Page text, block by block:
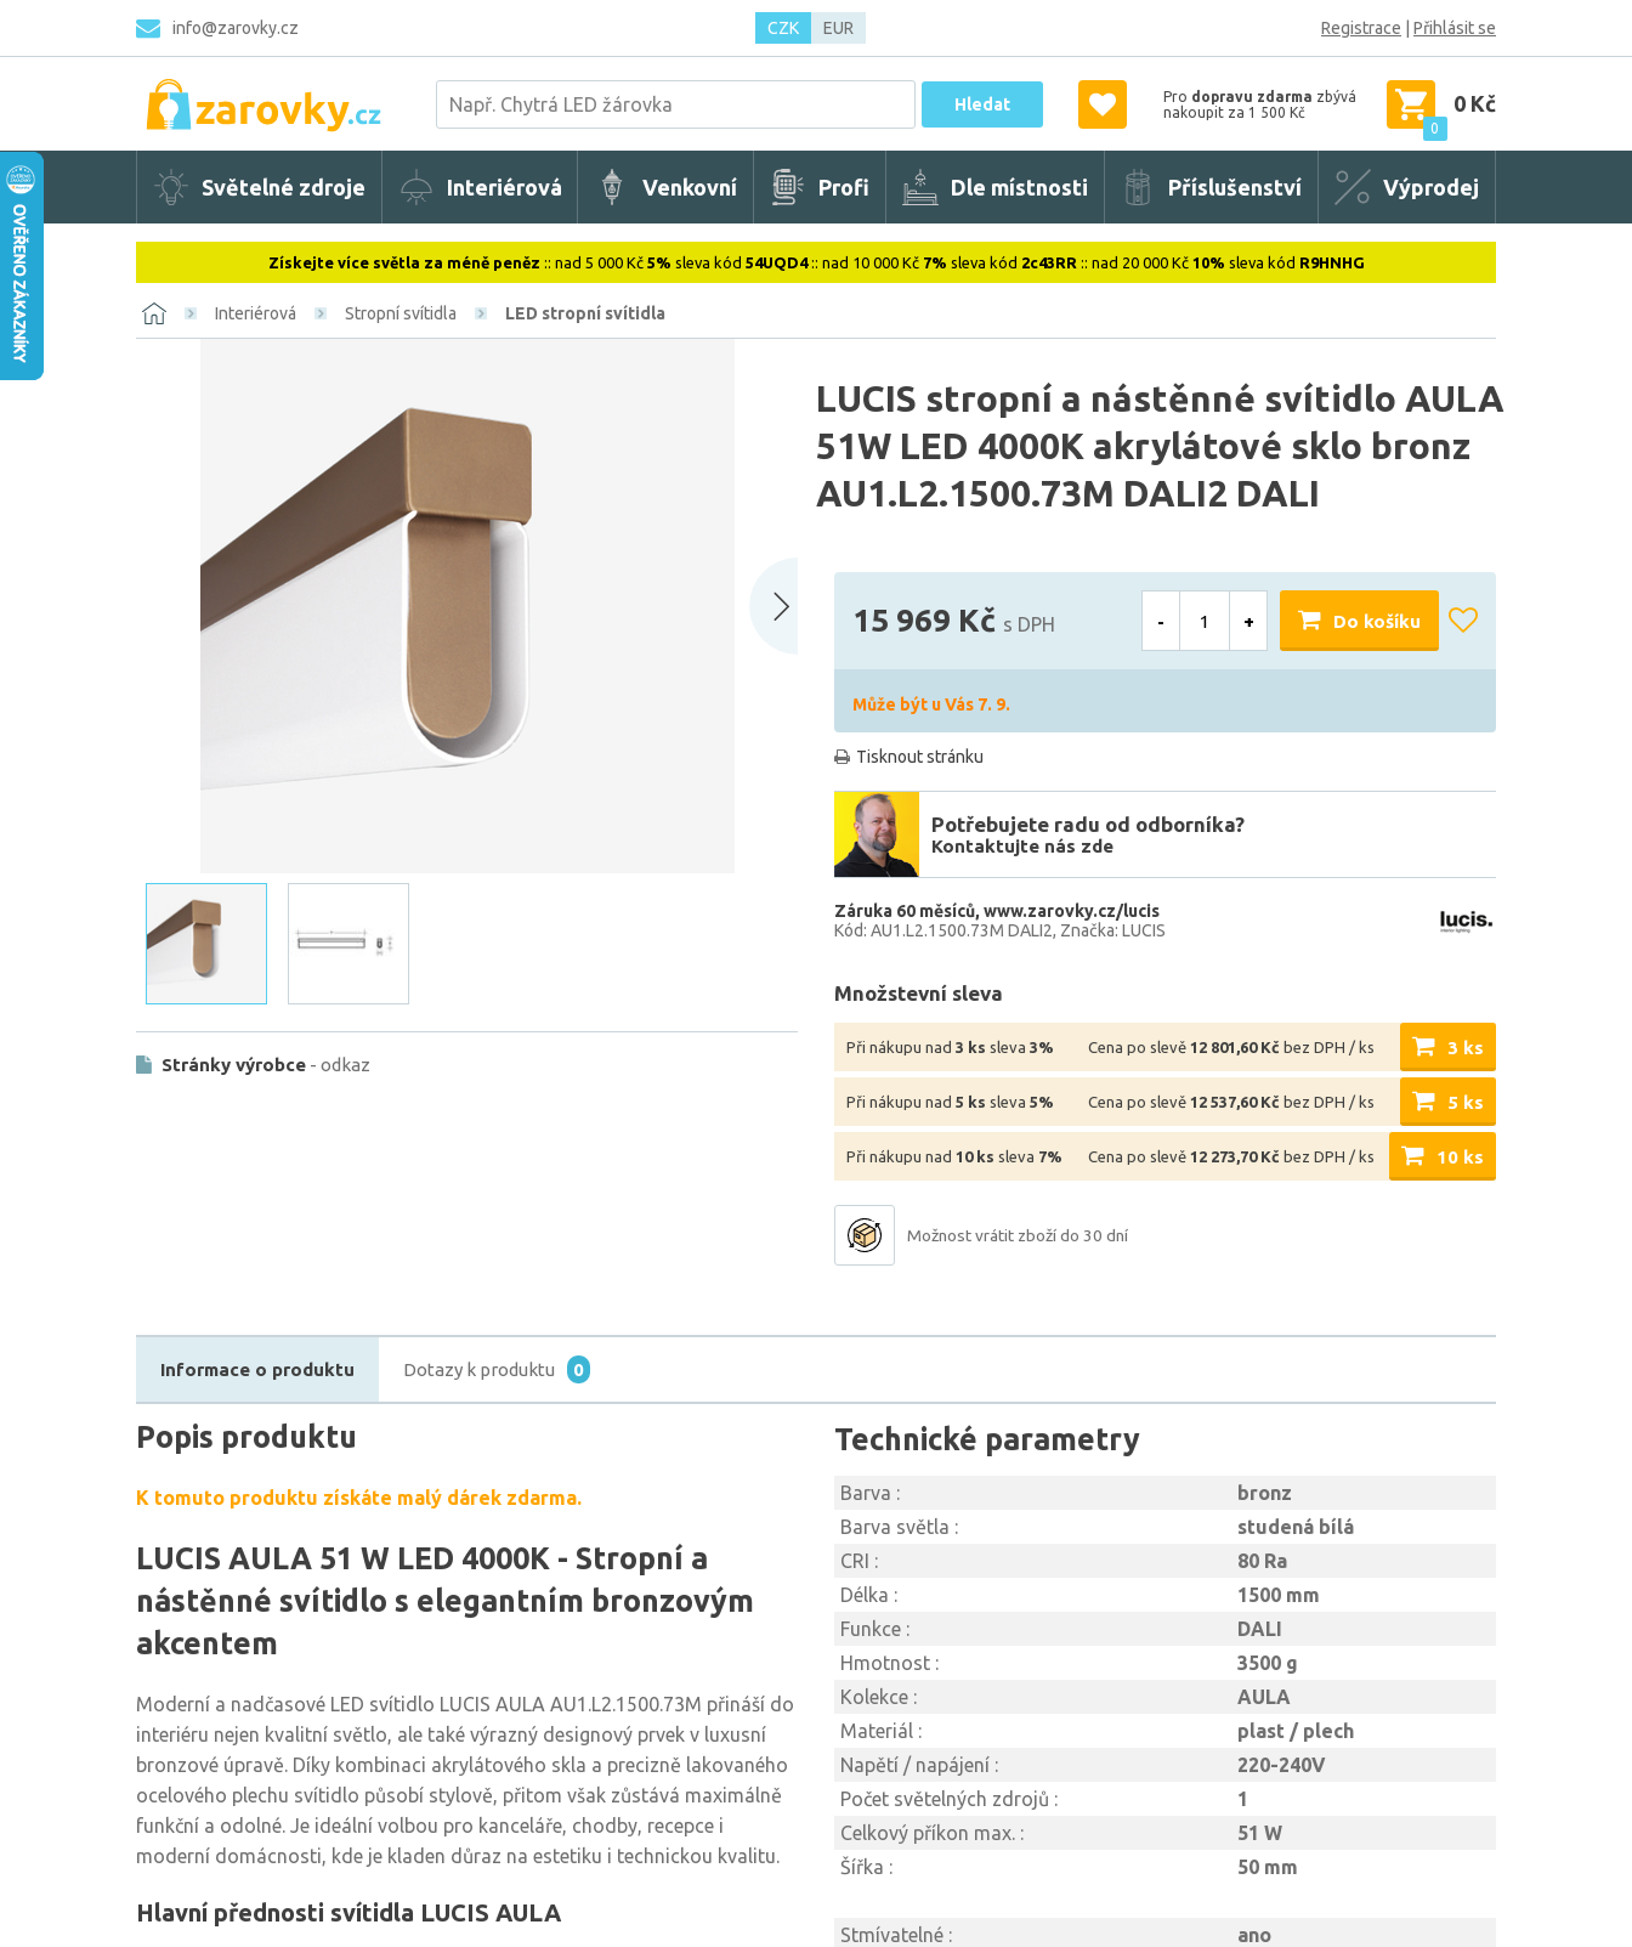
info@zarovky.cz CZK EUR Registrace Přihlásit se
Hledat Pro dopravu zdarma zbývá
nakoupit za 1 500 Kč
0
0 Kč
Světelné zdroje Interiérová Venkovní Profi Dle místnosti Příslušenství Výprodej
Získejte více světla za méně peněz :: nad 5 000 Kč 5% sleva kód 54UQD4:: nad 10 000 Kč 7% sleva kód 2c43RR :: nad 20 000 Kč 10% sleva kód R9HNHG
Interiérová Stropní svítidla LED stropní svítidla
LUCIS stropní a nástěnné svítidlo AULA
51W LED 4000K akrylátové sklo bronz
AU1.L2.1500.73M DALI2 DALI
Stránky výrobce - odkaz
15 969 Kč s DPH - + Do košíku
Může být u Vás 7. 9.
Tisknout stránku
Potřebujete radu od odborníka?
Kontaktujte nás zde
Záruka 60 měsíců www.zarovky.cz/lucis
Kód: AU1.L2.1500.73M DALI2 Značka: LUCIS
Množstevní sleva
Při nákupu nad 3 ks sleva 3% Cena po slevě 12 801,60 Kč bez DPH / ks 3 ks
Při nákupu nad 5 ks sleva 5% Cena po slevě 12 537,60 Kč bez DPH / ks 5 ks
Při nákupu nad 10 ks sleva 7% Cena po slevě 12 273,70 Kč bez DPH / ks 10 ks
Možnost vrátit zboží do 30 dní
Informace o produktu Dotazy k produktu 0
Popis produktu
K tomuto produktu získáte malý dárek zdarma.
LUCIS AULA 51 W LED 4000K - Stropní a
nástěnné svítidlo s elegantním bronzovým
akcentem
Moderní a nadčasové LED svítidlo LUCIS AULA AU1.L2.1500.73M přináší do
interiéru nejen kvalitní světlo, ale také výrazný designový prvek v luxusní
bronzové úpravě. Díky kombinaci akrylátového skla a precizně lakovaného
ocelového plechu svítidlo působí stylově, přitom však zůstává maximálně
funkční a odolné. Je ideální volbou pro kanceláře, chodby, recepce i
moderní domácnosti, kde je kladen důraz na estetiku i technickou kvalitu.
Hlavní přednosti svítidla LUCIS AULA
Technické parametry
Barva :
bronz
Barva světla :
studená bílá
CRI :
80 Ra
Délka :
1500 mm
Funkce :
DALI
Hmotnost :
3500 g
Kolekce :
AULA
Materiál :
plast / plech
Napětí / napájení :
220-240V
Počet světelných zdrojů :
1
Celkový příkon max. :
51 W
Šířka :
50 mm
Stmívatelné :
ano